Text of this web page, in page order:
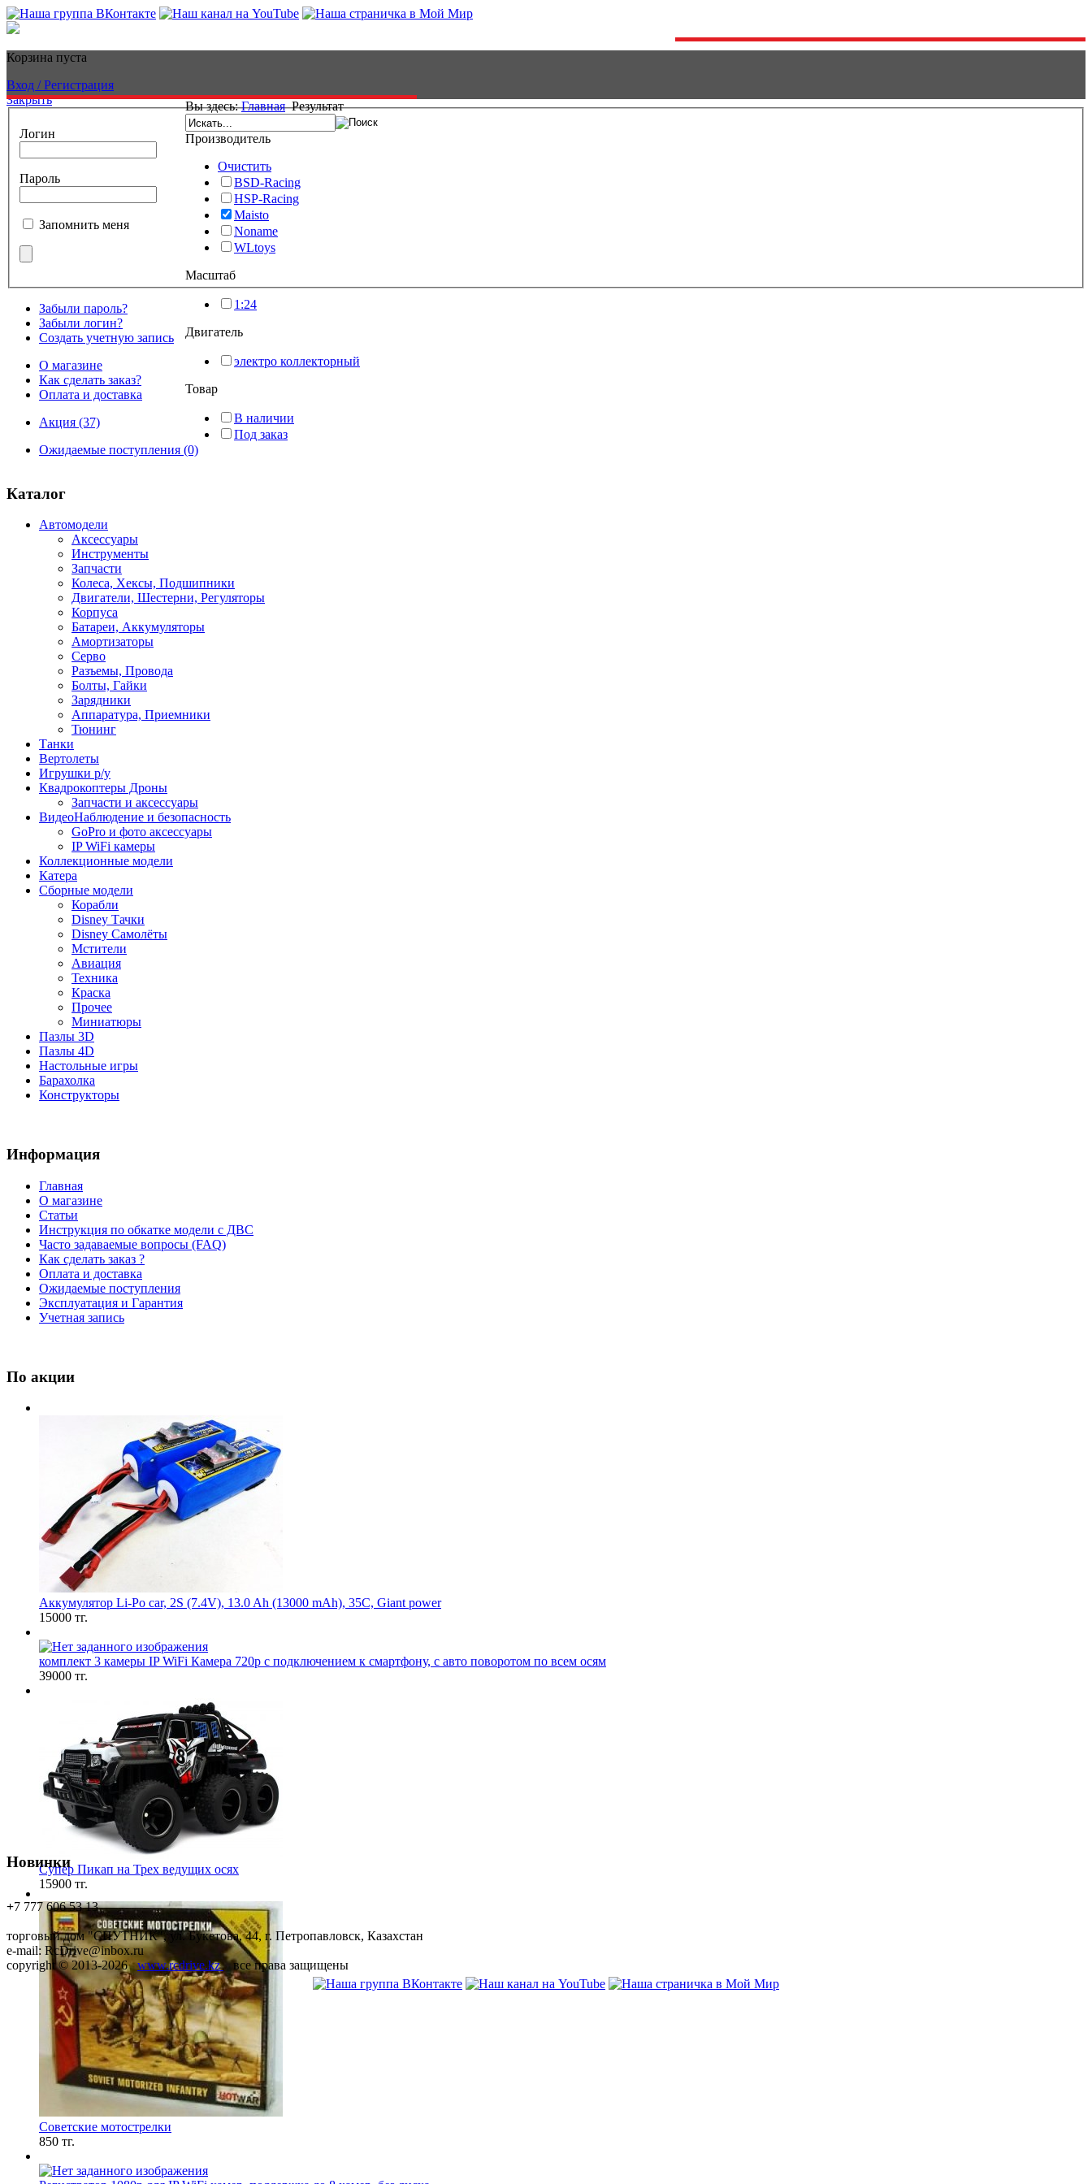
Корзина пуста
Вход / Регистрация
Закрыть
Логин
Пароль
Запомнить меня
Забыли пароль?
Забыли логин?
Создать учетную запись
О магазине
Как сделать заказ?
Оплата и доставка
Акция (37)
Ожидаемые поступления (0)
Вы здесь:Главная Результат
Производитель
Очистить
BSD-Racing
HSP-Racing
Maisto
Noname
WLtoys
Масштаб
1:24
Двигатель
электро коллекторный
Товар
В наличии
Под заказ
Каталог
Автомодели
Аксессуары
Инструменты
Запчасти
Колеса, Хексы, Подшипники
Двигатели, Шестерни, Регуляторы
Корпуса
Батареи, Аккумуляторы
Амортизаторы
Серво
Разъемы, Провода
Болты, Гайки
Зарядники
Аппаратура, Приемники
Тюнинг
Танки
Вертолеты
Игрушки р/у
Квадрокоптеры Дроны
Запчасти и аксессуары
ВидеоНаблюдение и безопасность
GoPro и фото аксессуары
IP WiFi камеры
Коллекционные модели
Катера
Сборные модели
Корабли
Disney Тачки
Disney Самолёты
Мстители
Авиация
Техника
Краска
Прочее
Миниатюры
Пазлы 3D
Пазлы 4D
Настольные игры
Барахолка
Конструкторы
Информация
Главная
О магазине
Статьи
Инструкция по обкатке модели с ДВС
Часто задаваемые вопросы (FAQ)
Как сделать заказ ?
Оплата и доставка
Ожидаемые поступления
Эксплуатация и Гарантия
Учетная запись
По акции
Аккумулятор Li-Po car, 2S (7.4V), 13.0 Ah (13000 mAh), 35C, Giant power
15000 тг.
комплект 3 камеры IP WiFi Камера 720р с подключением к смартфону, с авто поворотом по всем осям
39000 тг.
Супер Пикап на Трех ведущих осях
15900 тг.
Новинки
Советские мотострелки
850 тг.
+7 777 606 53 13
торговый дом "СПУТНИК", ул. Букетова, 44, г. Петропавловск, Казахстан
e-mail: RcDrive@inbox.ru
copyright © 2013-2026www.rcdrive.kz все права защищены